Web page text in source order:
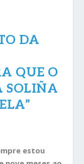
DA
QUE O
SOLIÑA
estou